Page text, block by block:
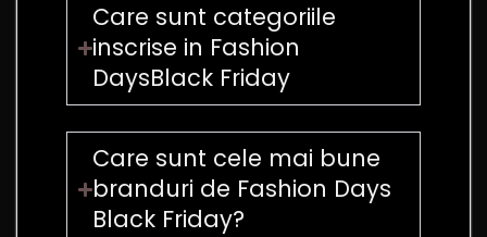
Care sunt categoriile
inscrise in Fashion
DaysBlack Friday
Care sunt cele mai bune
branduri de Fashion Days
Black Friday?